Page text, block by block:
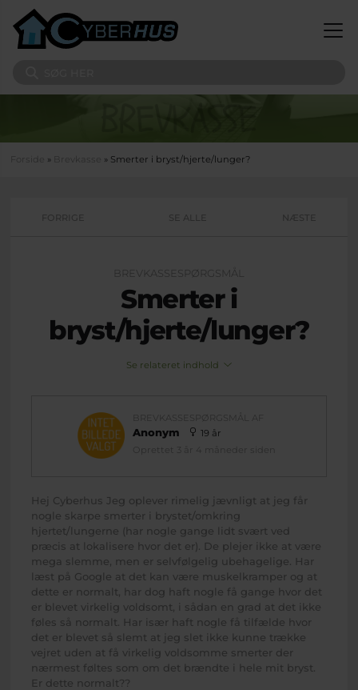
Du er her
» Brevkasse » Smerter i bryst/hjerte/lunger?
FORRIGE SE ALLE NÆSTE
BREVKASSESPØRGSMÅL
Smerter i
bryst/hjerte/lunger?
Se relateret indhold
BREVKASSESPØRGSMÅL AF
Anonym
19 år
Oprettet 3 år 4 måneder siden
Hej Cyberhus Jeg oplever rimelig jævnligt at jeg får
nogle skarpe smerter i brystet/omkring
hjertet/lungerne (har nogle gange lidt svært ved
præcis at lokalisere hvor det er). De plejer ikke at være
mega slemme, men er selvfølgelig ubehagelige. Har
læst på Google at det kan være muskelkramper og at
dette er normalt, har dog haft nogle få gange hvor det
er blevet virkelig voldsomt, i sådan en grad at det ikke
føles så normalt. Har især haft nogle få tilfælde hvor
det er blevet så slemt at jeg slet ikke kunne trække
vejret uden at få virkelig voldsomme smerter der
nærmest føltes som om det brændte i hele mit bryst.
Er dette normalt??